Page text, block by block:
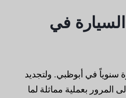
في
سنوياً في أبوظبي. ولتجديد
بعملية مماثلة لما